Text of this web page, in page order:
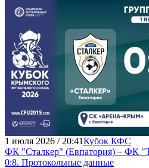
1 июля 2026 / 20:41Кубок КФС
ФК "Сталкер" (Евпатория) – ФК
0:8. Протокольные данные